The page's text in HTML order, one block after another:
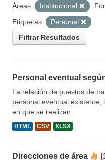
Áreas: Institucional
Etiquetas:
Personal
Filtrar Resultados
Personal eventual
La relación de puestos de
personal eventual
en que se realizan.
HTML CSV XLSX
Direcciones de área